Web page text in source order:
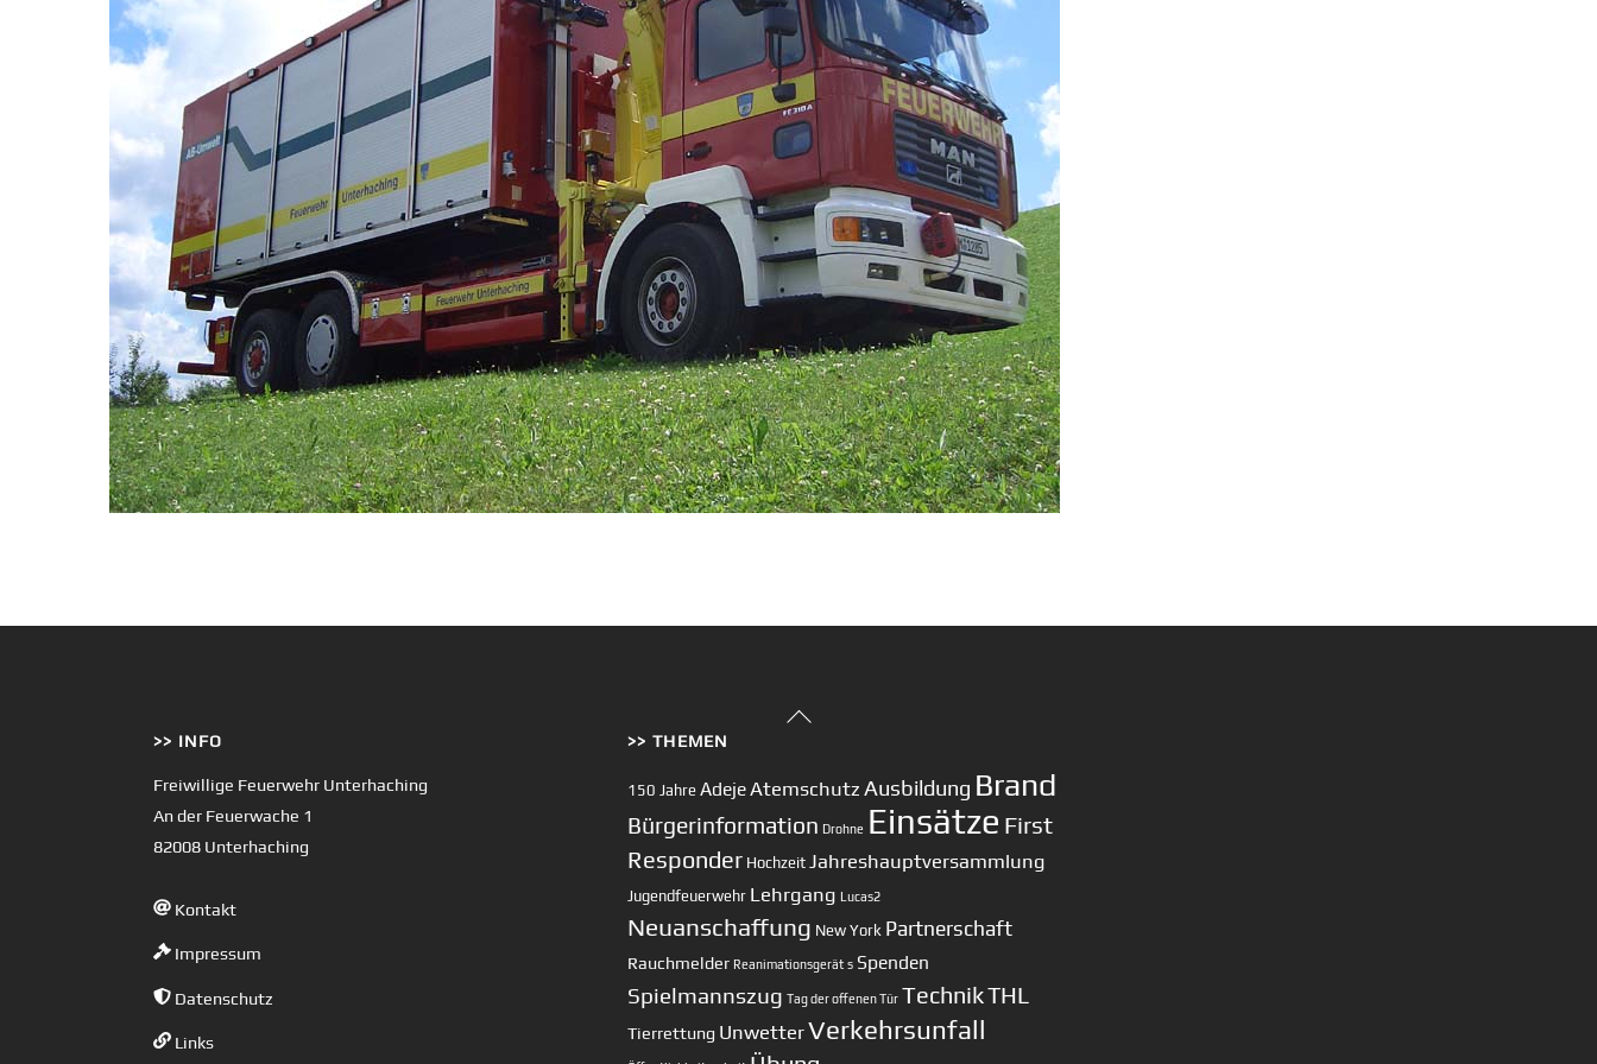
Back
>> INFO
Freiwillige Feuerwehr Unterhaching
An der Feuerwache 1
82008 Unterhaching
Kontakt
Impressum
Datenschutz
Links
>> THEMEN
150 Jahre AdejeAtemschutz Ausbildung Brand
Bürgerinformation Drohne Einsätze First
Responder Hochzeit Jahreshauptversammlung
Jugendfeuerwehr Lehrgang Lucas2
Neuanschaffung New York Partnerschaft
Rauchmelder Reanimationsgerät s Spenden
Spielmannszug Tag der offenen Tür TechnikTHL
Tierrettung UnwetterVerkehrsunfall